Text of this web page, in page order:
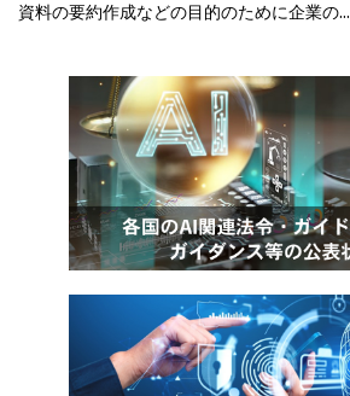
資料の要約作成などの目的のために企業の...